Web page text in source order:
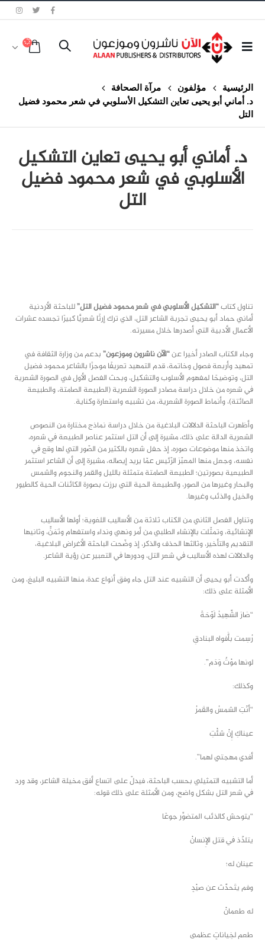
الرئيسية مؤلفون
مرآة الصحافة
د. أماني أبو يحيى تعاين التشكيل الأسلوبي في شعر محمود فضيل
التل
د. أماني أبو يحيى تعاين التشكيل
الأسلوبي في شعر محمود فضيل
التل
تناول كتاب“التشكيل الأسلوبي في شعر محمود فضيل التل”للباحثة الأردنية
أماني حماد أبو يحيى تجربة الشاعر التل، الذي ترك إرثًا شعريًّا كبيرًا تجسده عشرات
الأعمال الأدبية التي أصدرها خلال مسيرته.
وجاء الكتاب الصادر أخيرا عن“الآن ناشرون وموزعون”بدعم من وزارة الثقافة في
تمهيد وأربعة فصول وخاتمة، قدم التمهيد تعريفًا موجزًا بالشاعر محمود فضيل
التل، وتوضيحًا لمفهوم الأسلوب والتشكيل، وبحث الفصل الأول في الصورة الشعرية
ﰲ شعره من خلال دراسة مصادر الصورة الشعرية (الطبيعة الصامتة، والطبيعة
الصائتة)، وأنماط الصورة الشعرية، من تشبيه واستعارة وكناية.
وأظهرت الباحثة الدلالات البلاغية من خلال دراسة نماذج مختارة من النصوص
الشعرية الدالة على ذلك، مشيرة إلى أن التل استثمر عناصر الطبيعة ﰲ شعره،
واتخذ منها موضوعات صوره، إذ حفل شعره بالكثير من الصّور التي لها وقع ﰲ
نفسه، وجعل منها المعبّرَ الرّئيس عمّا يريد إيصاله، مشيرة إلى أن الشاعر استثمر
الطبيعية بصورتين؛ الطبيعة الصامتة متمثلة بالليل والقمر والنجوم والشمس
والبحار وغيرها من الصور، والطبيعة الحية التي برزت بصورة الكائنات الحية كالطيور
والخيل والذئب وغيرها.
وتناول الفصل الثاني من الكتاب ثلاثة من الأساليب اللغوية؛ أولها الأساليب
الإنشائية، وتمثّلت بالإنشاء الطلبي من أمر ونهي ونداء واستفهام وتَمَنٍّ، وثانيها
التقديم والتأخير، وثالثها الحذف والذكر، إذ وضّحت الباحثة الأغراض البلاغية،
والدلالات لهذه الأساليب ﰲ شعر التل، ودورها ﰲ التعبير عن رؤية الشاعر.
وأكدت أبو يحيى أن التشبيه عند التل جاء وفق أنواع عدة، منها التشبيه البليغ، ومن
الأمثلة على ذلك:
“صَارَ الشَّهِيدُ لَوْحَةً
رُسِمت بأَفواه البنادقِ
لونها موْتٌ وَدَم”.
وكذلك:
“أنْتِ الشمسُ والقَمرُ
عيناكِ إِنْ شئْتِ
أفدي مهجتي لهما”.
أما التشبيه التمثيلي بحسب الباحثة، فيدلّ على اتساع أفق مخيلة الشاعر، وقد ورد
ﰲ شعر التل بشكل واضح، ومن الأمثلة على ذلك قوله:
“يتوحش كالذئب المتضوِّر جوعًا
يتلذّذ ﰲ قتل الإِنسانْ
عينان له؛
وفم يتَحدَّث عن صيْدٍ
له طعمانْ
طعم لخِياناتٍ عظمى